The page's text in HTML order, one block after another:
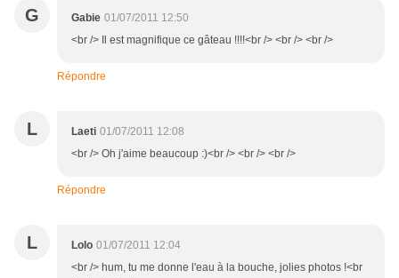
G Gabie 01/07/2011 12:50
<br /> Il est magnifique ce gâteau !!!!<br /> <br /> <br />
Répondre
L Laeti 01/07/2011 12:08
<br /> Oh j'aime beaucoup :)<br /> <br /> <br />
Répondre
L Lolo 01/07/2011 12:04
<br /> hum, tu me donne l'eau à la bouche, jolies photos !<br